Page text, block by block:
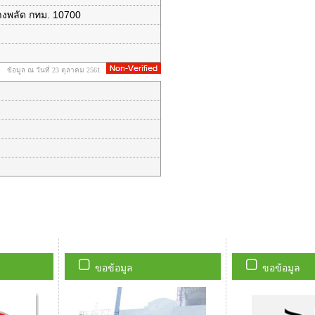
พลัด กทม. 10700
ข้อมูล ณ วันที่ 23 ตุลาคม 2561
ขอข้อมูล ขอข้อมูล